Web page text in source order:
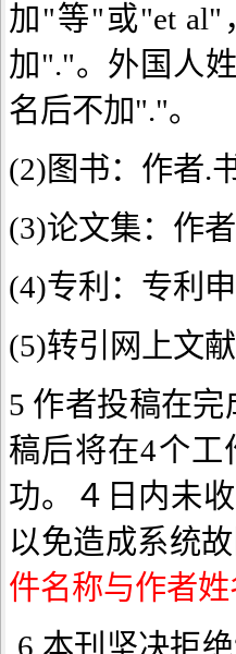
加"等"或"et al"
加"."。外国人
名后不加"."。
(2)图书：作者.
(3)论文集：作
(4)专利：专利
(5)转引网上文
5 作者投稿在
稿后将在4个工
功。４日内未
以免造成系统
件名称与作者姓
6 本刊坚决拒